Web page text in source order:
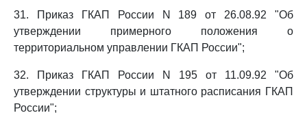
31. Приказ ГКАП России N 189 от 26.08.92 "Об
утверждении примерного положения о
территориальном управлении ГКАП России";
32. Приказ ГКАП России N 195 от 11.09.92 "Об
утверждении структуры и штатного расписания ГКАП
России";